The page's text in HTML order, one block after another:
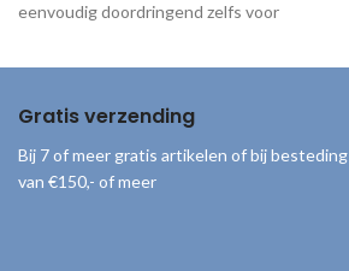
eenvoudig doordringend zelfs voor
Bacterieel goed afgesloten Handige
Gratis verzending
Bij 7 of meer gratis artikelen of bij besteding
van €150,- of meer